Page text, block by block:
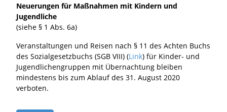
Neuerungen für Maßnahmen mit Kindern und
Jugendliche
(siehe § 1 Abs. 6a)
Veranstaltungen und Reisen nach § 11 des Achten Buchs
des Sozialgesetzbuchs (SGB VIII) (Link) für Kinder- und
Jugendlichengruppen mit Übernachtung bleiben
mindestens bis zum Ablauf des 31. August 2020
verboten.